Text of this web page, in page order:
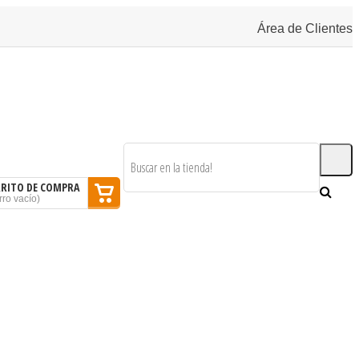
Área de Clientes
DE COMPRA
vacío)